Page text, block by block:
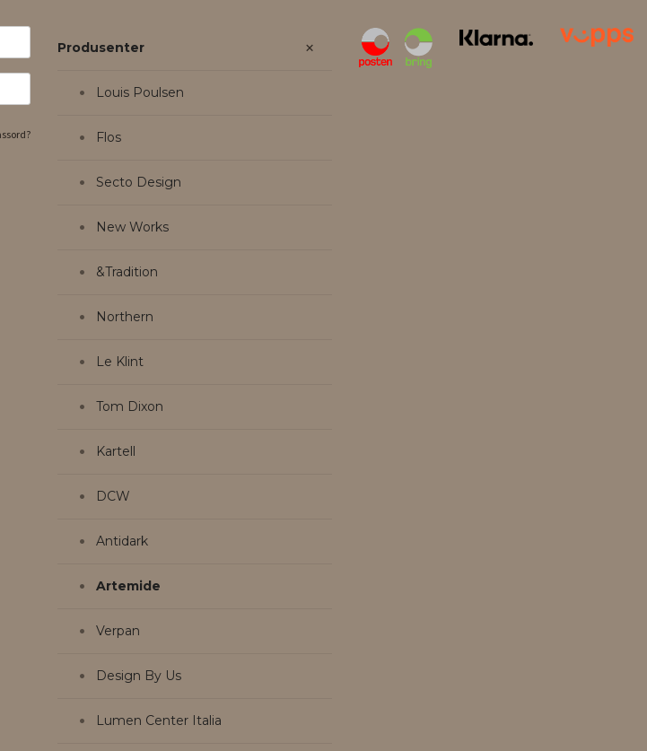
Produsenter
Louis Poulsen
Flos
Secto Design
New Works
&Tradition
Northern
Le Klint
Tom Dixon
Kartell
DCW
Antidark
Artemide
Verpan
Design By Us
Lumen Center Italia